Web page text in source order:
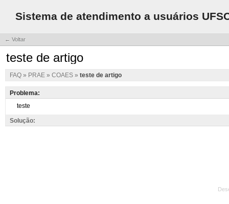
Sistema de atendimento a usuários
← Voltar
teste de artigo
FAQ » PRAE » COAES » teste de artigo
Problema:
Solução: